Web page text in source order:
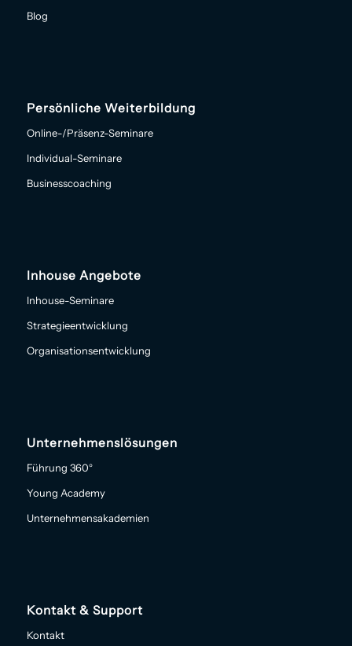
Blog
Persönliche Weiterbildung
Online-/Präsenz-Seminare
Individual-Seminare
Businesscoaching
Inhouse Angebote
Inhouse-Seminare
Strategieentwicklung
Organisationsentwicklung
Unternehmenslösungen
Führung 360°
Young Academy
Unternehmensakademien
Kontakt & Support
Kontakt